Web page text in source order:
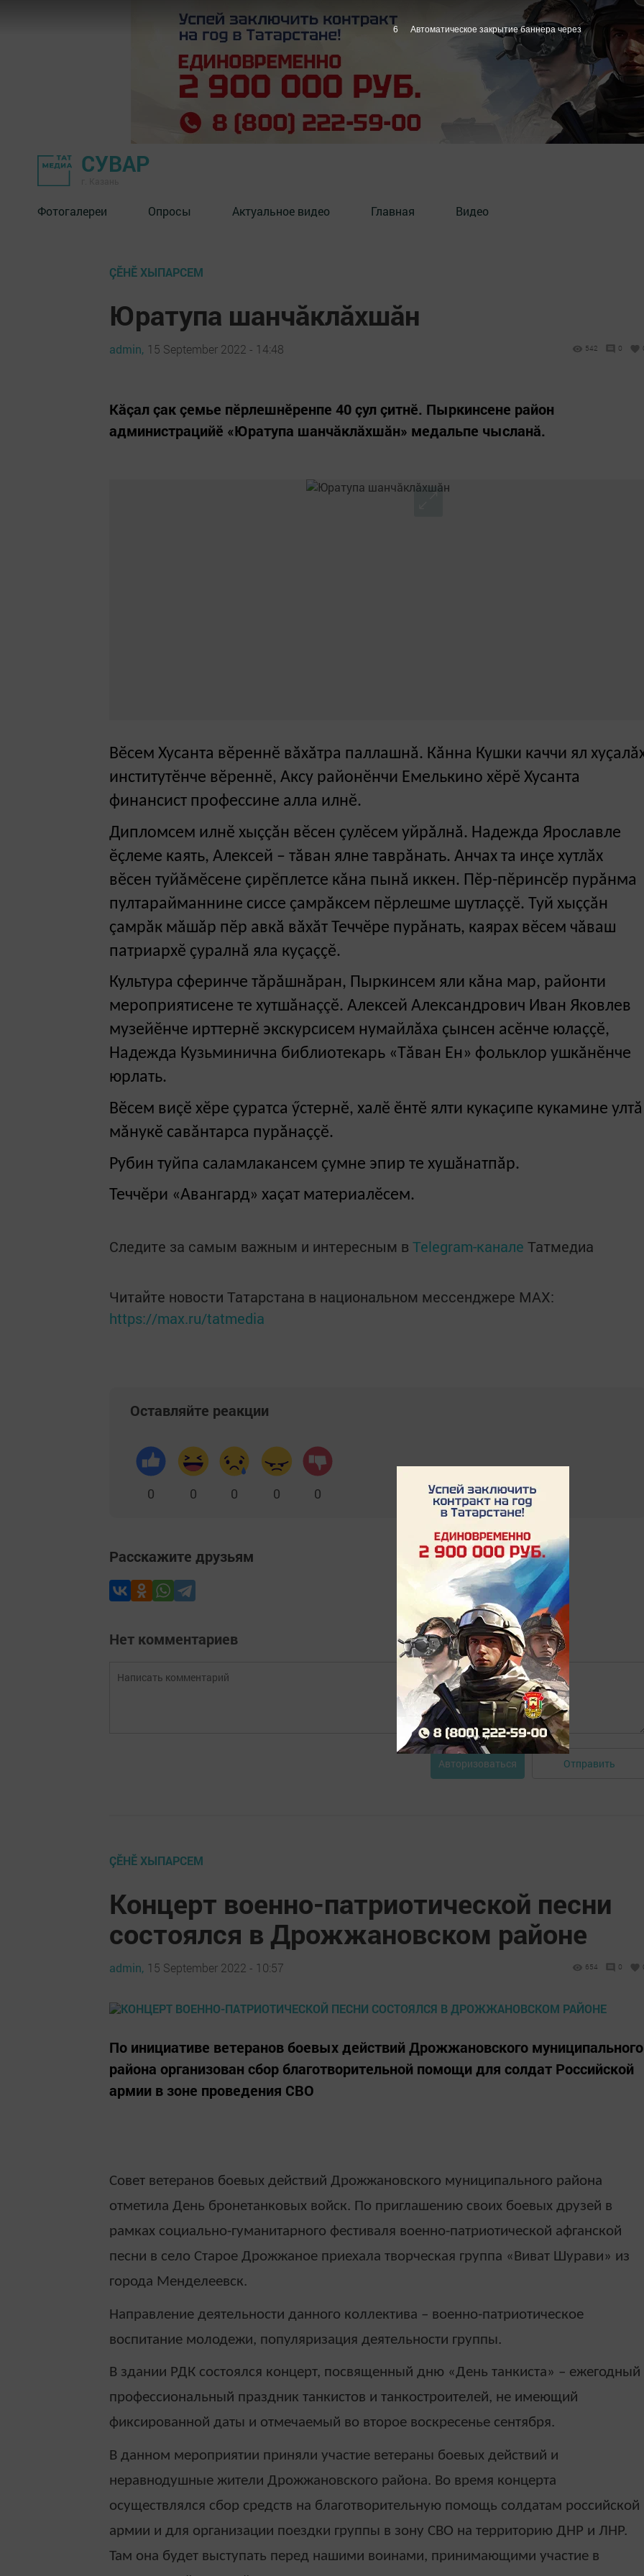
СУВАР
Фотогалереи Опросы Актуальное видео Главная Видео
ÇӖНӖ ХЫПАРСЕМ
Юратупа шанчăклăхшăн
admin, 15 September 2022 - 14:48 542 0
Кăçал çак çемье пӗрлешнӗренпе 40 çул çитнӗ. Пыркинсене район
администрацийӗ «Юратупа шанчăклăхшăн» медальпе чысланă.
Вӗсем Хусанта вӗреннӗ вăхăтра паллашнă. Кăнна Кушки каччи ял
институтӗнче вӗреннӗ, Аксу районӗнчи Емелькино хӗрӗ Хусанта
финансист профессине алла илнӗ.
Дипломсем илнӗ хыççăн вӗсен çулӗсем уйрăлнă. Надежда Ярославле
ӗçлеме каять, Алексей – тăван ялне таврăнать. Анчах та инçе хутлăх
вӗсен туйăмӗсене çирӗплетсе кăна пынă иккен. Пӗр-пӗринсӗр пурăнма
пултарайманнине сиссе çамрăксем пӗрлешме шутлаççӗ. Туй хыççăн
çамрăк мăшăр пӗр авкă вăхăт Теччӗре пурăнать, каярах вӗсем чăваш
патриархӗ çуралнă яла куçаççӗ.
Культура сферинче тăрăшнăран, Пыркинсем яли кăна мар, районти
мероприятисене те хутшăнаççӗ. Алексей Александрович Иван Яковлев
музейӗнче ирттернӗ экскурсисем нумайлăха çынсен асӗнче юлаççӗ,
Надежда Кузьминична библиотекарь «Тăван Ен» фольклор ушкăнӗнче
юрлать.
Вӗсем виçӗ хӗре çуратса ӳстернӗ, халӗ ӗнтӗ ялти кукаçипе кукамине ултă
мăнукӗ савăнтарса пурăнаççӗ.
Рубин туйпа саламлакансем çумне эпир те хушăнатпăр.
Теччӗри «Авангард» хаçат материалӗсем.
Следите за самым важным и интересным в Telegram-канале Татмедиа
Читайте новости Татарстана в национальном мессенджере MАХ:
https://max.ru/tatmedia
Оставляйте реакции
0 0 0 0 0
Расскажите друзьям
Нет комментариев
Авторизоваться Отправить
ÇӖНӖ ХЫПАРСЕМ
Концерт военно-патриотической песни
состоялся в Дрожжановском районе
admin, 15 September 2022 - 10:57 654 0
По инициативе ветеранов боевых действий Дрожжановского муниципального
района организован сбор благотворительной помощи для солдат Российской
армии в зоне проведения СВО
Совет ветеранов боевых действий Дрожжановского муниципального района
отметила День бронетанковых войск. По приглашению своих боевых друзей в
рамках социально-гуманитарного фестиваля военно-патриотической афганской
песни в село Старое Дрожжаное приехала творческая группа « Виват Шурави» из
города Менделеевск.
Направление деятельности данного коллектива – военно-патриотическое
воспитание молодежи, популяризация деятельности группы.
В здании РДК состоялся концерт, посвященный дню «День танкиста» – ежегодный
профессиональный праздник танкистов и танкостроителей, не имеющий
фиксированной даты и отмечаемый во второе воскресенье сентября.
В данном мероприятии приняли участие ветераны боевых действий и
неравнодушные жители Дрожжановского района. Во время концерта
осуществлялся сбор средств на благотворительную помощь солдатам российской
армии и для организации поездки группы в зону СВО на территорию ДНР и ЛНР.
Там она будет выступать перед нашими воинами, принимающими участие в
5 Автоматическое закрытие баннера через